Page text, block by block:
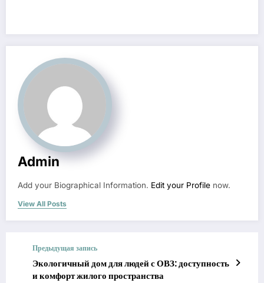
Admin
Add your Biographical Information. Edit your Profile now.
View All Posts
Предыдущая запись
Экологичный дом для людей с ОВЗ: доступность
и комфорт жилого пространства